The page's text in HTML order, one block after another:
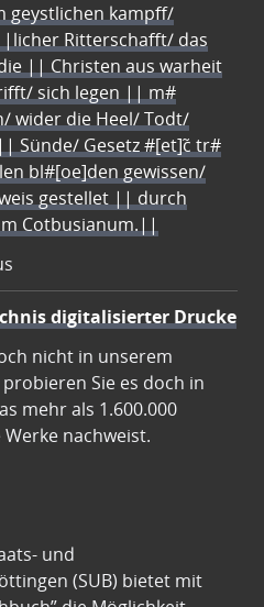
geystlichen kampff/
Ritterschafft/ das
|| Christen aus warheit
sich legen || m#
wider die Heel/ Todt/
Sünde/ Gesetz #[et]c̃ tr#
bl#[oe]den gewissen/
gestellet || durch
Cotbusianum.||
digitalisierter Drucke
nicht in unserem
Sie es doch in
mehr als 1.600.000
nachweist.
und
(SUB) bietet mit